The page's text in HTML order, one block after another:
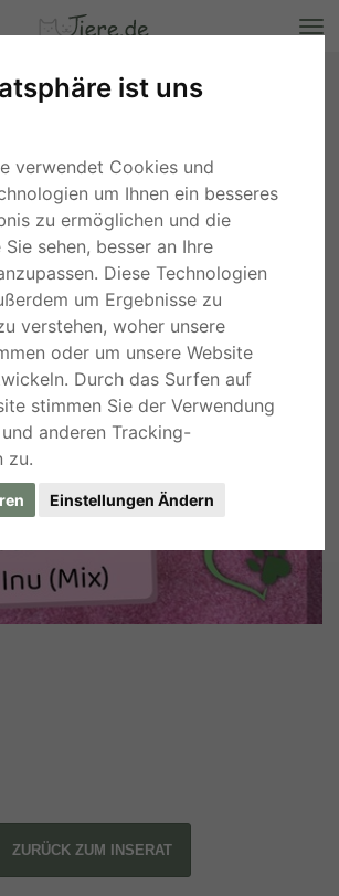
ist uns
verwendet Cookies und
um Ihnen ein besseres
zu ermöglichen und die
sehen, besser an Ihre
Diese Technologien
um Ergebnisse zu
verstehen, woher unsere
oder um unsere Website
Durch das Surfen auf
stimmen Sie der Verwendung
anderen Tracking-
zu.
Einstellungen Ändern
Inu Mix - Hündin Bilder
ZURÜCK ZUM INSERAT